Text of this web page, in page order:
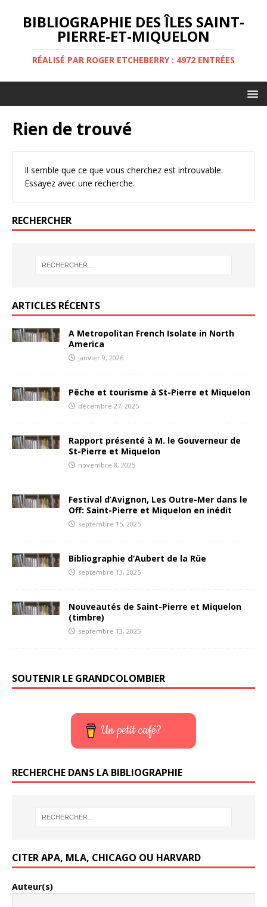
BIBLIOGRAPHIE DES ÎLES SAINT-
PIERRE-ET-MIQUELON
RÉALISÉ PAR ROGER ETCHEBERRY : 4972 ENTRÉES
Rien de trouvé
Il semble que ce que vous cherchez est introuvable.
Essayez avec une recherche.
RECHERCHER
ARTICLES RÉCENTS
A Metropolitan French Isolate in North
America
janvier 9, 2026
Pêche et tourisme à St-Pierre et Miquelon
décembre 27, 2025
Rapport présenté à M. le Gouverneur de
St-Pierre et Miquelon
novembre 8, 2025
Festival d’Avignon, Les Outre-Mer dans le
Off: Saint-Pierre et Miquelon en inédit
septembre 15, 2025
Bibliographie d’Aubert de la Rüe
septembre 13, 2025
Nouveautés de Saint-Pierre et Miquelon
(timbre)
septembre 13, 2025
SOUTENIR LE GRANDCOLOMBIER
Un petit café?
RECHERCHE DANS LA BIBLIOGRAPHIE
CITER APA, MLA, CHICAGO OU HARVARD
Auteur(s)